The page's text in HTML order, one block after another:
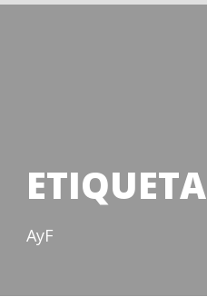
ETIQUETA
AyF